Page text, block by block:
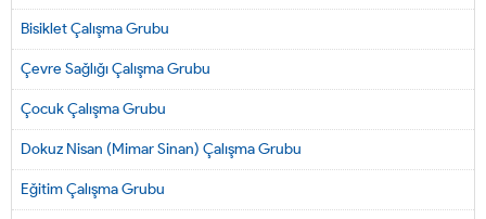
Bisiklet Çalışma Grubu
Çevre Sağlığı Çalışma Grubu
Çocuk Çalışma Grubu
Dokuz Nisan (Mimar Sinan) Çalışma Grubu
Eğitim Çalışma Grubu